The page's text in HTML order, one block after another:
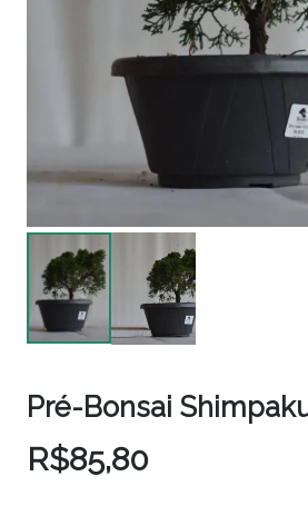
Pré-Bonsai
R$85,80